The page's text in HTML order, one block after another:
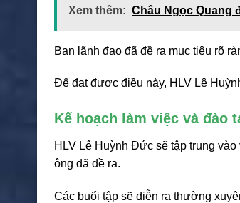
Xem thêm: Châu Ngọc Quang
Ban lãnh đạo đã đề ra mục tiêu rõ
Để đạt được điều này, HLV Lê
Kế hoạch làm việc và đào
HLV Lê Huỳnh Đức sẽ tập trung
ông đã đề ra.
Các buổi tập sẽ diễn ra thường